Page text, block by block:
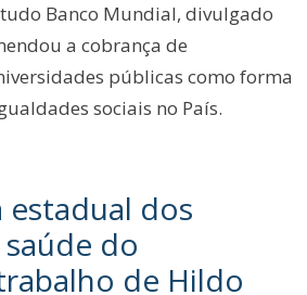
Banco Mundial, divulgado
a cobrança de
públicas como forma
sociais no País.
estadual dos
do
de Hildo